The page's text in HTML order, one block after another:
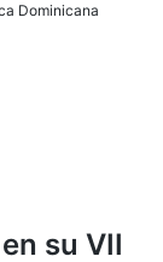
Dominicana
su VII